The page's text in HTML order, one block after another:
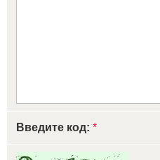
Введите код: *